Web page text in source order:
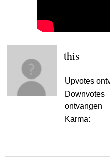
this
Upvotes
Downvotes
ontvangen
Karma: